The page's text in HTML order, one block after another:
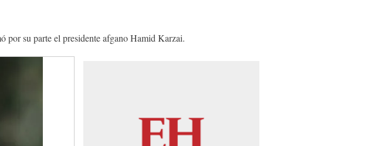
por su parte el presidente afgano Hamid Karzai.